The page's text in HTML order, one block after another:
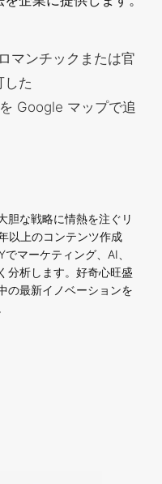
マンチックまたは官
した
Google マップで追
胆な戦略に情熱を注ぐリ
以上のコンテンツ作成
マーケティング、AI、
分析します。好奇心旺盛
の最新イノベーションを